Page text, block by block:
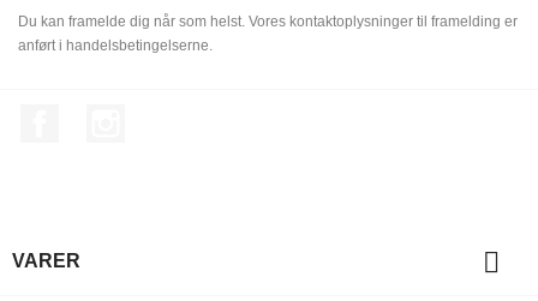
Du kan framelde dig når som helst. Vores kontaktoplysninger til framelding er
anført i handelsbetingelserne.
VARER 